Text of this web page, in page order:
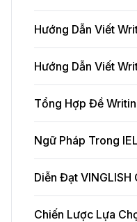
Hướng Dẫn Viết
Hướng Dẫn Viết
Tổng Hợp Đề
Ngữ Pháp Trong
Diễn Đạt VINGLISH
Chiến Lược Lựa